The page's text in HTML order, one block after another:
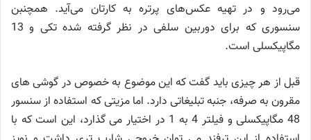
می‌رود و در تهیه عکس‌های پرتره به کارتان می‌آید. همچنبن
سنسوری که برای دوربین سلفی در نظر گرفته شده تکی و 13
مگاپیکسلی است.
قبل از هر چیزی باید گفت که این موضوع به خصوص در گوشی های
مقرون به صرفه، جنبه تبلیغاتی دارد. اما مزیتی که استفاده از سنسور
48 مگاپیکسلی و فیلتر 4 به 1 در اختیار می گذارد، این است که با